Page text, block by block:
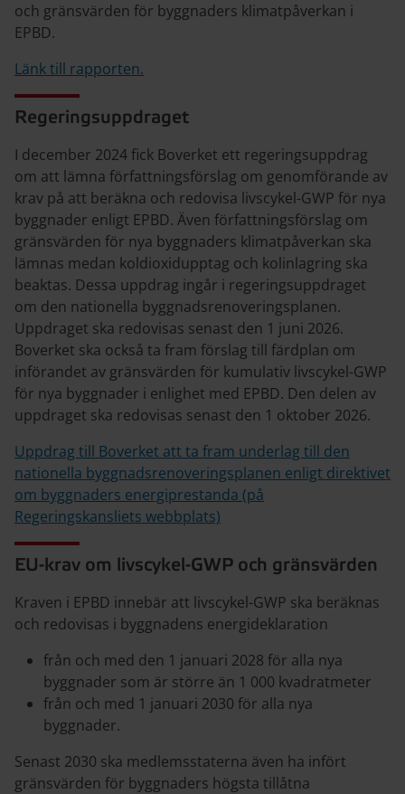
och gränsvärden för byggnaders klimatpåverkan i
EPBD.
Länk till rapporten.
Regeringsuppdraget
I december 2024 fick Boverket ett regeringsuppdrag
om att lämna författningsförslag om genomförande av
krav på att beräkna och redovisa livscykel-GWP för nya
byggnader enligt EPBD. Även författningsförslag om
gränsvärden för nya byggnaders klimatpåverkan ska
lämnas medan koldioxidupptag och kolinlagring ska
beaktas. Dessa uppdrag ingår i regeringsuppdraget
om den nationella byggnadsrenoveringsplanen.
Uppdraget ska redovisas senast den 1 juni 2026.
Boverket ska också ta fram förslag till färdplan om
införandet av gränsvärden för kumulativ livscykel-GWP
för nya byggnader i enlighet med EPBD. Den delen av
uppdraget ska redovisas senast den 1 oktober 2026.
Uppdrag till Boverket att ta fram underlag till den
nationella byggnadsrenoveringsplanen enligt direktivet
om byggnaders energiprestanda (på
Regeringskansliets webbplats)
EU-krav om livscykel-GWP och gränsvärden
Kraven i EPBD innebär att livscykel-GWP ska beräknas
och redovisas i byggnadens energideklaration
från och med den 1 januari 2028 för alla nya
byggnader som är större än 1 000 kvadratmeter
från och med 1 januari 2030 för alla nya
byggnader.
Senast 2030 ska medlemsstaterna även ha infört
gränsvärden för byggnaders högsta tillåtna